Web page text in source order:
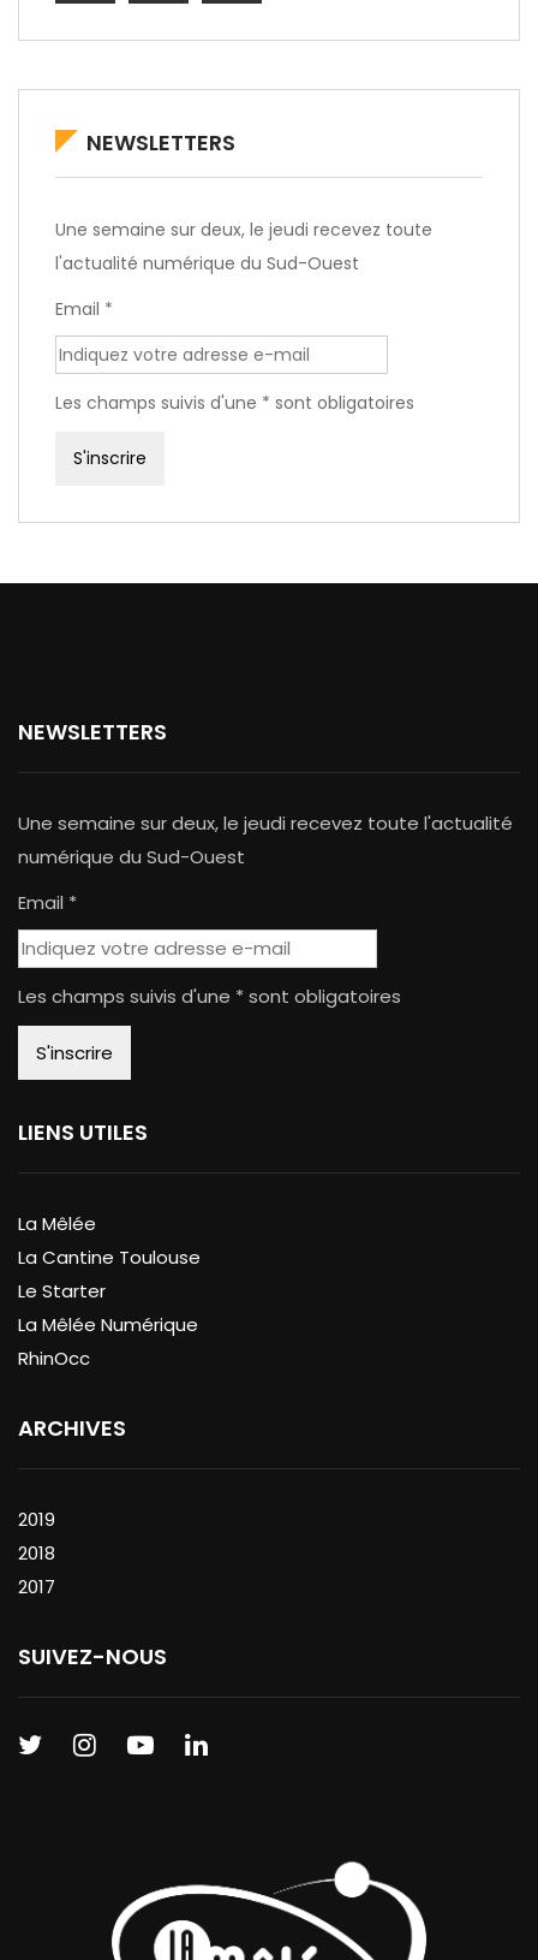
NEWSLETTERS
Une semaine sur deux, le jeudi recevez toute
l'actualité numérique du Sud-Ouest
Email *
Les champs suivis d'une * sont obligatoires
NEWSLETTERS
Une semaine sur deux, le jeudi recevez toute l'actualité
numérique du Sud-Ouest
Email *
Les champs suivis d'une * sont obligatoires
LIENS UTILES
La Mêlée
La Cantine Toulouse
Le Starter
La Mêlée Numérique
RhinOcc
ARCHIVES
2019
2018
2017
SUIVEZ-NOUS